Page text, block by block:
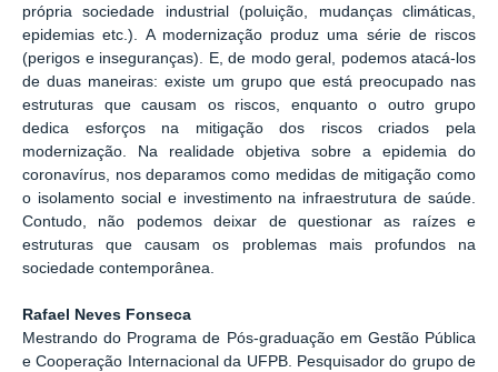
própria sociedade industrial (poluição, mudanças climáticas,
epidemias etc.). A modernização produz uma série de riscos
(perigos e inseguranças). E, de modo geral, podemos atacá-los
de duas maneiras: existe um grupo que está preocupado nas
estruturas que causam os riscos, enquanto o outro grupo
dedica esforços na mitigação dos riscos criados pela
modernização. Na realidade objetiva sobre a epidemia do
coronavírus, nos deparamos como medidas de mitigação como
o isolamento social e investimento na infraestrutura de saúde.
Contudo, não podemos deixar de questionar as raízes e
estruturas que causam os problemas mais profundos na
sociedade contemporânea.
Rafael Neves Fonseca
Mestrando do Programa de Pós-graduação em Gestão Pública
e Cooperação Internacional da UFPB. Pesquisador do grupo de